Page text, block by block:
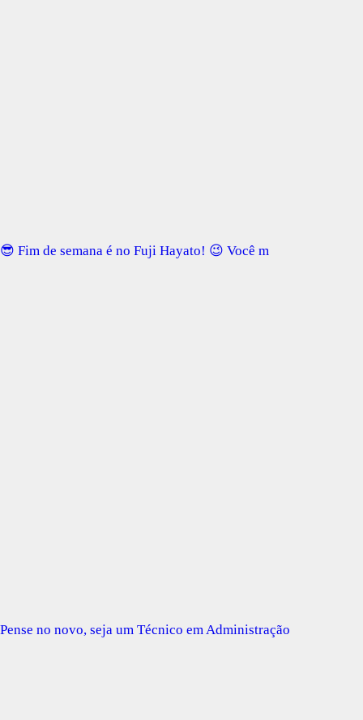
😎 Fim de semana é no Fuji Hayato! 😉 Você m
Pense no novo, seja um Técnico em Administração